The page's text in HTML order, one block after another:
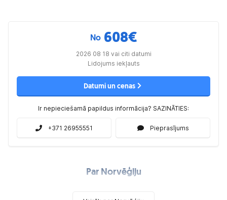
No 608€
2026 08 18 vai citi datumi
Lidojums iekļauts
Datumi un cenas
Ir nepieciešamā papildus informācija? SAZINĀTIES:
+371 26955551 Pieprasījums
Par Norvēģiju